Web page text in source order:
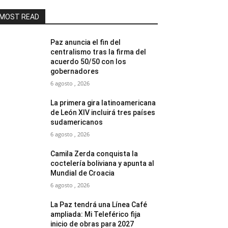
READ
Paz anuncia el fin del
centralismo tras la firma del
acuerdo 50/50 con los
gobernadores
6 agosto , 2026
La primera gira latinoamericana
de León XIV incluirá tres países
sudamericanos
6 agosto , 2026
Camila Zerda conquista la
coctelería boliviana y apunta al
Mundial de Croacia
6 agosto , 2026
La Paz tendrá una Línea Café
ampliada: Mi Teleférico fija
inicio de obras para 2027